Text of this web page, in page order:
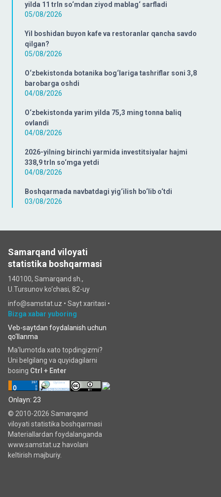
yilda 11 trln so‘mdan ziyod mablag‘ sarfladi
05/08/2026
Yil boshidan buyon kafe va restoranlar qancha savdo
qilgan?
05/08/2026
O‘zbekistonda botanika bog‘lariga tashriflar soni 3,8
barobarga oshdi
04/08/2026
O‘zbekistonda yarim yilda 75,3 ming tonna baliq
ovlandi
04/08/2026
2026-yilning birinchi yarmida investitsiyalar hajmi
338,9 trln so‘mga yetdi
04/08/2026
Boshqarmada navbatdagi yig‘ilish bo‘lib o‘tdi
03/08/2026
Samarqand viloyati
statistika boshqarmasi
140100, Samarqand sh.,
U.Tursunov ko‘chаsi, 82-uy
info@samstat.uz • Sayt xaritasi •
Bizga xabar yuboring
Veb-saytdan foydalanish uchun
qo‘llanma
Ma'lumotda xato topdingizmi?
Uni belgilang va quyidagilarni
bosing Ctrl + Enter
Onlayn: 23
© 2010-2026 Samarqand
viloyati statistika boshqarmasi
Materiallardan foydalanganda
www.samstat.uz havolani
keltirish majburiy.